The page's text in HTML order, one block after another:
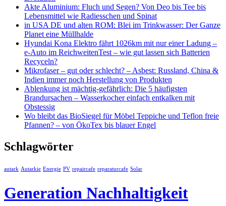
Akte Aluminium: Fluch und Segen? Von Deo bis Tee bis
Lebensmittel wie Radiesschen und Spinat
in USA DE und alten ROM: Blei im Trinkwasser: Der Ganze
Planet eine Müllhalde
Hyundai Kona Elektro fährt 1026km mit nur einer Ladung –
e-Auto im ReichweitenTest – wie gut lassen sich Batterien
Recyceln?
Mikrofaser – gut oder schlecht? – Asbest: Russland, China &
Indien immer noch Herstellung von Produkten
Ablenkung ist mächtig-gefährlich: Die 5 häufigsten
Brandursachen – Wasserkocher einfach entkalken mit
Obstessig
Wo bleibt das BioSiegel für Möbel Teppiche und Teflon freie
Pfannen? – von ÖkoTex bis blauer Engel
Schlagwörter
autark Autarkie Energie PV repaircafe reparaturcafe Solar
Generation Nachhaltigkeit